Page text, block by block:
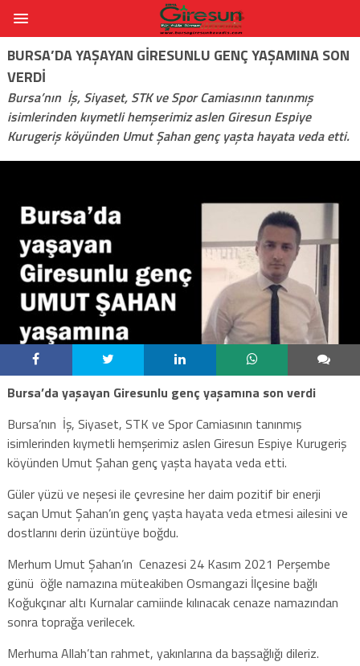
BURSA’DA YAŞAYAN GIRESUNLU GENÇ YAŞAMINA SON
VERDI
Bursa’nın İş, Siyaset, STK ve Spor Camiasının tanınmış
isimlerinden kıymetli hemşerimiz aslen Giresun Espiye
Kurugeriş köyünden Umut Şahan genç yaşta hayata veda etti.
Bursa’da yaşayan Giresunlu genç yaşamına son verdi
Bursa’nın İş, Siyaset, STK ve Spor Camiasının tanınmış
isimlerinden kıymetli hemşerimiz aslen Giresun Espiye Kurugeriş
köyünden Umut Şahan genç yaşta hayata veda etti.
Güler yüzü ve neşesi ile çevresine her daim pozitif bir enerji
saçan Umut Şahan’ın genç yaşta hayata veda etmesi ailesini ve
dostlarını derin üzüntüye boğdu.
Merhum Umut Şahan’ın Cenazesi 24 Kasım 2021 Perşembe
günü öğle namazına müteakiben Osmangazi İlçesine bağlı
Koğukçınar altı Kurnalar camiinde kılınacak cenaze namazından
sonra toprağa verilecek.
Merhuma Allah’tan rahmet, yakınlarına da başsağlığı dileriz.